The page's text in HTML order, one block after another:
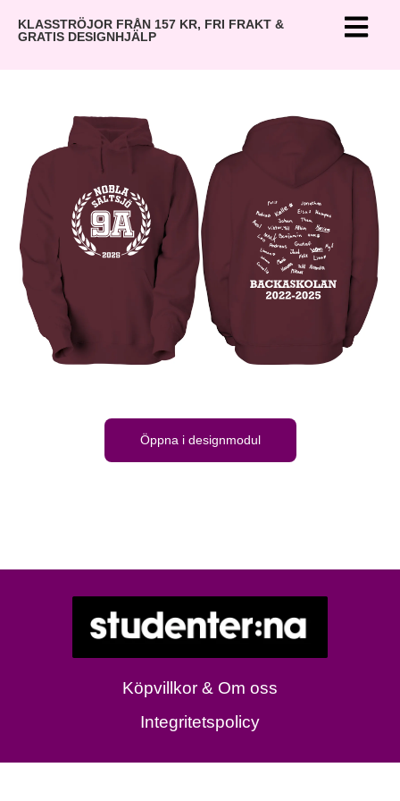
KLASSTRÖJOR FRÅN 157 KR, FRI FRAKT &
GRATIS DESIGNHJÄLP
Öppna i designmodul
Köpvillkor & Om oss
Integritetspolicy